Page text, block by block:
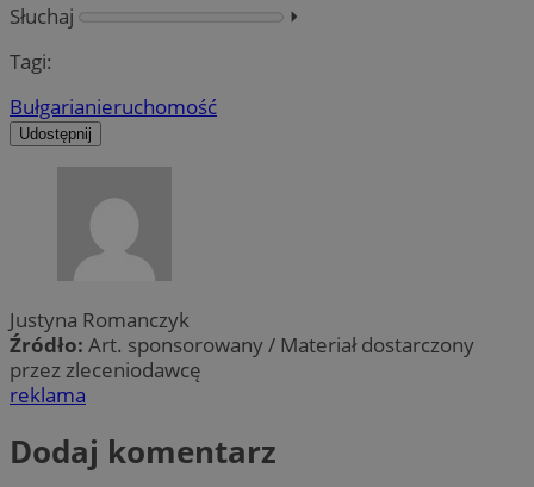
Słuchaj
⏵︎
Tagi:
Bułgarianieruchomość
Udostępnij
Justyna Romanczyk
Źródło: Art. sponsorowany / Materiał dostarczony
przez zleceniodawcę
reklama
Dodaj komentarz